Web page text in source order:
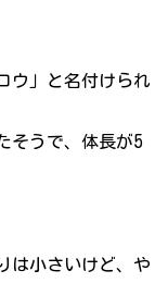
ウ」と名付けられ
そうで、体長が5
は小さいけど、や